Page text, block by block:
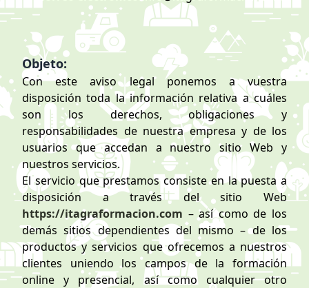
Objeto:
Con este aviso legal ponemos a vuestra
disposición toda la información relativa a cuáles
son los derechos, obligaciones y
responsabilidades de nuestra empresa y de los
usuarios que accedan a nuestro sitio Web y
nuestros servicios.
El servicio que prestamos consiste en la puesta a
disposición a través del sitio Web
https://itagraformacion.com – así como de los
demás sitios dependientes del mismo – de los
productos y servicios que ofrecemos a nuestros
clientes uniendo los campos de la formación
online y presencial, así como cualquier otro